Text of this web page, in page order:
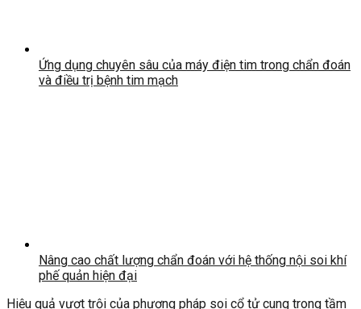
Ứng dụng chuyên sâu của máy điện tim trong chẩn đoán
và điều trị bệnh tim mạch
Nâng cao chất lượng chẩn đoán với hệ thống nội soi khí
phế quản hiện đại
Hiệu quả vượt trội của phương pháp soi cổ tử cung trong tầm